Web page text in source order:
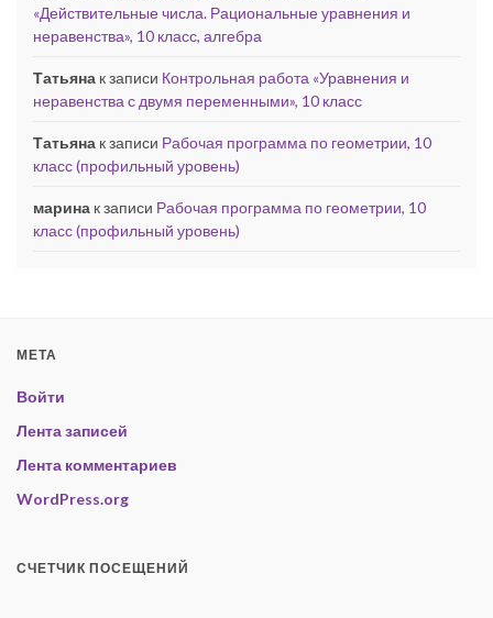
«Действительные числа. Рациональные уравнения и
неравенства», 10 класс, алгебра
Татьяна к записи Контрольная работа «Уравнения и
неравенства с двумя переменными», 10 класс
Татьяна к записи Рабочая программа по геометрии, 10
класс (профильный уровень)
марина к записи Рабочая программа по геометрии, 10
класс (профильный уровень)
МЕТА
Войти
Лента записей
Лента комментариев
WordPress.org
СЧЕТЧИК ПОСЕЩЕНИЙ